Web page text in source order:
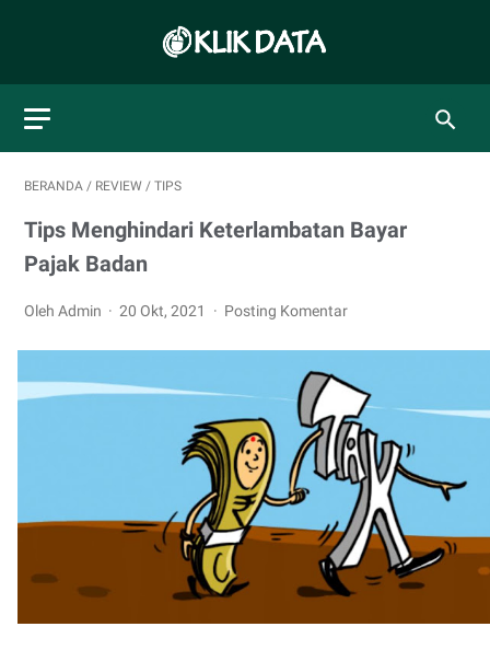
BERANDA / REVIEW / TIPS
Tips Menghindari Keterlambatan Bayar
Pajak Badan
Oleh Admin 20 Okt, 2021 Posting Komentar